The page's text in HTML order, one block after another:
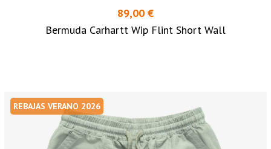
89,00 €
Bermuda Carhartt Wip Flint Short Wall
REBAJAS VERANO 2026